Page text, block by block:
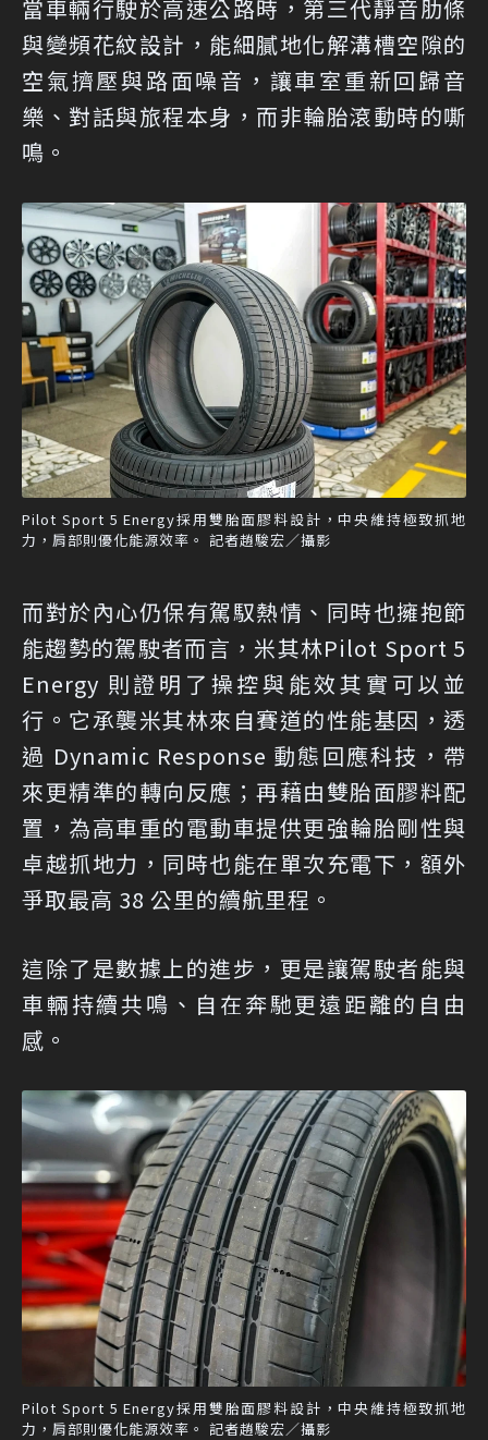
當車輛行駛於高速公路時，第三代靜音肋條
與變頻花紋設計，能細膩地化解溝槽空隙的
空氣擠壓與路面噪音，讓車室重新回歸音
樂、對話與旅程本身，而非輪胎滾動時的嘶
鳴。
Pilot Sport 5 Energy採用雙胎面膠料設計，中央維持極致抓地
力，肩部則優化能源效率。 記者趙駿宏／攝影
而對於內心仍保有駕馭熱情、同時也擁抱節
能趨勢的駕駛者而言，米其林Pilot Sport 5
Energy 則證明了操控與能效其實可以並
行。它承襲米其林來自賽道的性能基因，透
過 Dynamic Response 動態回應科技，帶
來更精準的轉向反應；再藉由雙胎面膠料配
置，為高車重的電動車提供更強輪胎剛性與
卓越抓地力，同時也能在單次充電下，額外
爭取最高 38 公里的續航里程。
這除了是數據上的進步，更是讓駕駛者能與
車輛持續共鳴、自在奔馳更遠距離的自由
感。
Pilot Sport 5 Energy採用雙胎面膠料設計，中央維持極致抓地
力，肩部則優化能源效率。 記者趙駿宏／攝影